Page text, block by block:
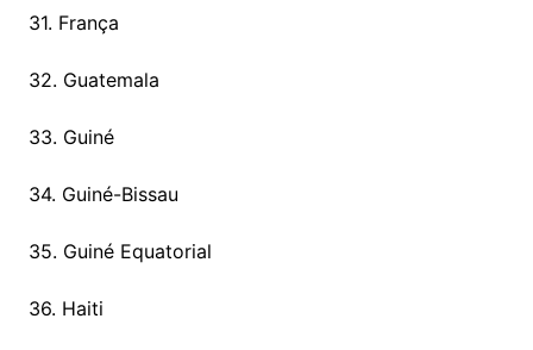
31. França
32. Guatemala
33. Guiné
34. Guiné-Bissau
35. Guiné Equatorial
36. Haiti